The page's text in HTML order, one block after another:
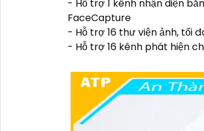
- Hỗ trợ 1 kênh nhận diện
FaceCapture
- Hỗ trợ 16 thư viện ảnh, tối
- Hỗ trợ 16 kênh phát hiện